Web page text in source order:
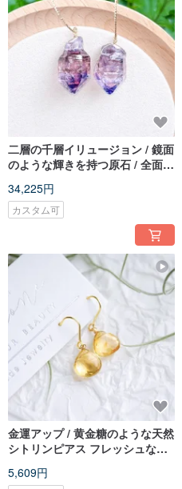
二層の千層イリュージョン / 鏡面
のような輝きを持つ原石 / 全面透
ピアス 14K
34,225円
カスタム可
金運アップ / 黄金糖のような天然
シトリンピアス フレッシュな色
5,609円